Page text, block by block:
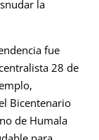
la
fue
28 de
Bicentenario
de Humala